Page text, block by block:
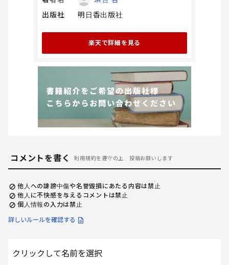
出版社
明日香出版社
楽天で詳細を見る
コメントを書く 利用規約を遵守の上、投稿お願いします
他人への誹謗中傷や名誉毀損にあたる内容は禁止
他人に不快感を与えるコメントは禁止
個人情報の入力は禁止
詳しいルールを確認する
クリックして名前を選択